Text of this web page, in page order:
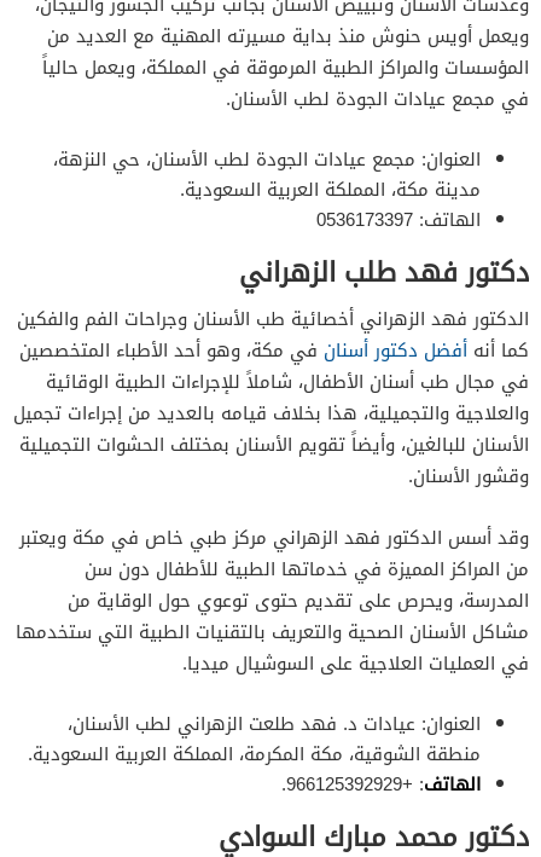
ويعمل أويس حنوش منذ بداية مسيرته المهنية مع العديد من
المؤسسات والمراكز الطبية المرموقة في المملكة، ويعمل حالياً
في مجمع عيادات الجودة لطب الأسنان.
العنوان: مجمع عيادات الجودة لطب الأسنان، حي النزهة،
مدينة مكة، المملكة العربية السعودية.
الهاتف: 0536173397
دكتور فهد طلب الزهراني
الدكتور فهد الزهراني أخصائية طب الأسنان وجراحات الفم والفكين
كما أنه أفضل دكتور أسنان في مكة، وهو أحد الأطباء المتخصصين
في مجال طب أسنان الأطفال، شاملاً للإجراءات الطبية الوقائية
والعلاجية والتجميلية، هذا بخلاف قيامه بالعديد من إجراءات تجميل
الأسنان للبالغين، وأيضاً تقويم الأسنان بمختلف الحشوات التجميلية
وقشور الأسنان.
وقد أسس الدكتور فهد الزهراني مركز طبي خاص في مكة ويعتبر
من المراكز المميزة في خدماتها الطبية للأطفال دون سن
المدرسة، ويحرص على تقديم حتوى توعوي حول الوقاية من
مشاكل الأسنان الصحية والتعريف بالتقنيات الطبية التي ستخدمها
في العمليات العلاجية على السوشيال ميديا.
العنوان: عيادات د. فهد طلعت الزهراني لطب الأسنان،
منطقة الشوقية، مكة المكرمة، المملكة العربية السعودية.
الهاتف: +966125392929.
دكتور محمد مبارك السوادي